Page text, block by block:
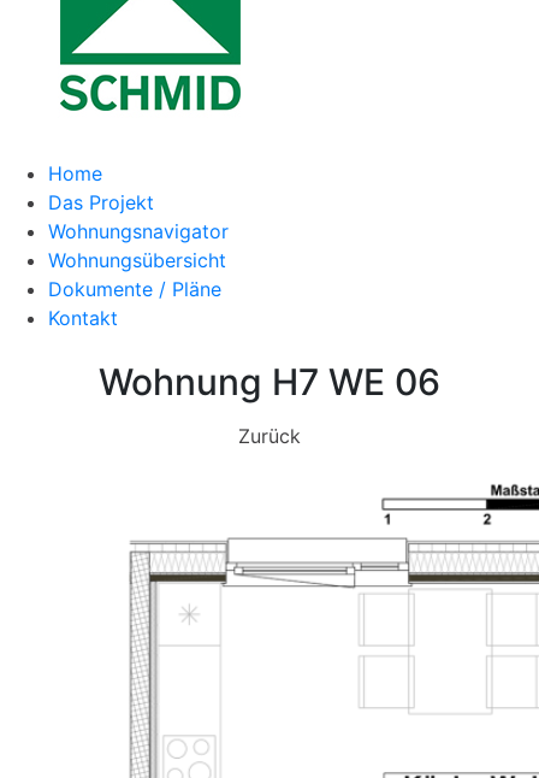
Home
Das Projekt
Wohnungsnavigator
Wohnungsübersicht
Dokumente / Pläne
Kontakt
Wohnung H7 WE 06
Zurück